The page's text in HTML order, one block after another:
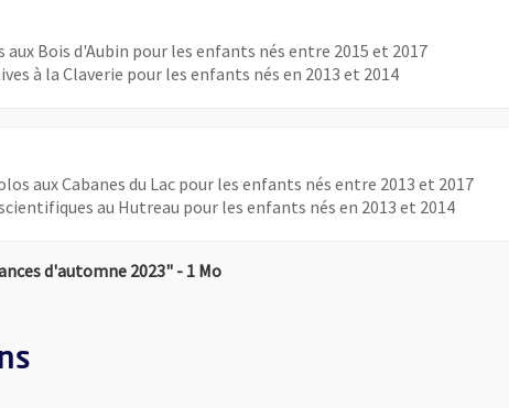
aux Bois d'Aubin pour les enfants nés entre 2015 et 2017
à la Claverie pour les enfants nés en 2013 et 2014
aux Cabanes du Lac pour les enfants nés entre 2013 et 2017
au Hutreau pour les enfants nés en 2013 et 2014
d'automne 2023", Fichier au format Pdf
- 1 Mo, Ouvre une nouvelle fenêtre